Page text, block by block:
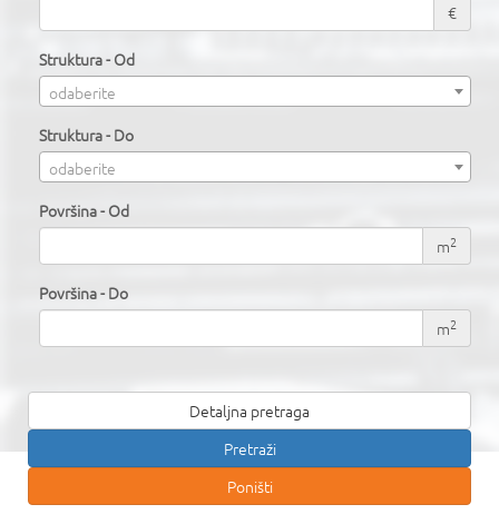
€
Struktura - Od
odaberite
Struktura - Do
odaberite
Površina - Od
m2
Površina - Do
m2
Detaljna pretraga